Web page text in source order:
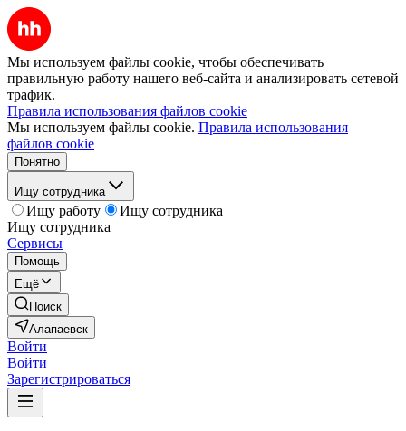
Мы используем файлы cookie, чтобы обеспечивать
правильную работу нашего веб-сайта и анализировать сетевой
трафик.
Правила использования файлов cookie
Мы используем файлы cookie. Правила использования
файлов cookie
Понятно
Ищу сотрудника
Ищу работу
Ищу сотрудника
Ищу сотрудника
Сервисы
Помощь
Ещё
Поиск
Алапаевск
Войти
Войти
Зарегистрироваться